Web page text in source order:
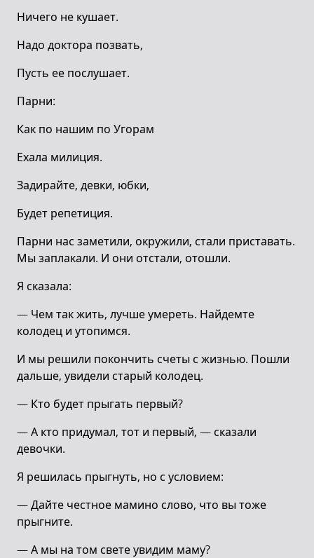
Ничего не кушает.
Надо доктора позвать,
Пусть ее послушает.
Парни:
Как по нашим по Угорам
Ехала милиция.
Задирайте, девки, юбки,
Будет репетиция.
Парни нас заметили, окружили, стали приставать.
Мы заплакали. И они отстали, отошли.
Я сказала:
— Чем так жить, лучше умереть. Найдемте
колодец и утопимся.
И мы решили покончить счеты с жизнью. Пошли
дальше, увидели старый колодец.
— Кто будет прыгать первый?
— А кто придумал, тот и первый, — сказали
девочки.
Я решилась прыгнуть, но с условием:
— Дайте честное мамино слово, что вы тоже
прыгните.
— А мы на том свете увидим маму?